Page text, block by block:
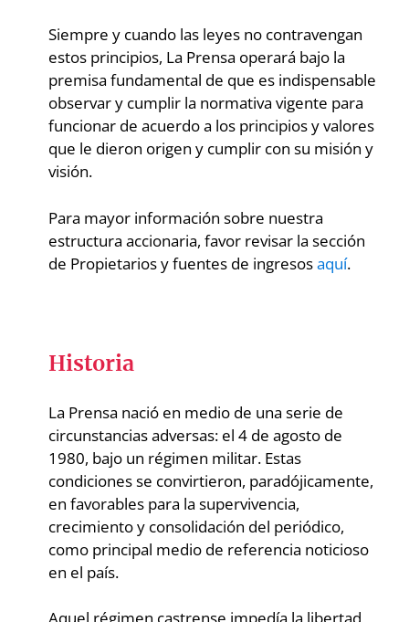
Siempre y cuando las leyes no contravengan
estos principios, La Prensa operará bajo la
premisa fundamental de que es indispensable
observar y cumplir la normativa vigente para
funcionar de acuerdo a los principios y valores
que le dieron origen y cumplir con su misión y
visión.
Para mayor información sobre nuestra
estructura accionaria, favor revisar la sección
de Propietarios y fuentes de ingresosaquí.
Historia
La Prensa nació en medio de una serie de
circunstancias adversas: el 4 de agosto de
1980, bajo un régimen militar. Estas
condiciones se convirtieron, paradójicamente,
en favorables para la supervivencia,
crecimiento y consolidación del periódico,
como principal medio de referencia noticioso
en el país.